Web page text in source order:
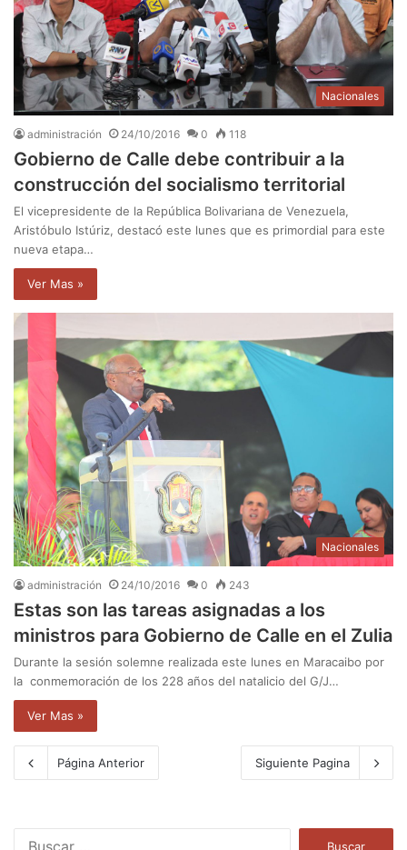
Nacionales
administración 24/10/2016 0 118
Gobierno de Calle debe contribuir a la
construcción del socialismo territorial
El vicepresidente de la República Bolivariana de Venezuela,
Aristóbulo Istúriz, destacó este lunes que es primordial para este
nueva etapa…
Ver Mas »
Nacionales
administración 24/10/2016 0 243
Estas son las tareas asignadas a los
ministros para Gobierno de Calle en el Zulia
Durante la sesión solemne realizada este lunes en Maracaibo por
la conmemoración de los 228 años del natalicio del G/J…
Ver Mas »
Página Anterior Siguiente Pagina